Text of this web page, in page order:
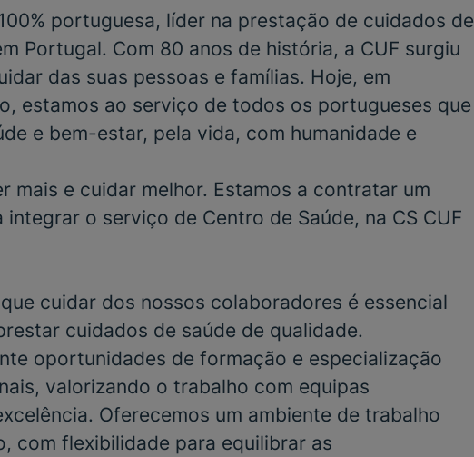
portuguesa, líder na prestação de cuidados de
Portugal. Com 80 anos de história, a CUF surgiu
das suas pessoas e famílias. Hoje, em
estamos ao serviço de todos os portugueses que
e bem-estar, pela vida, com humanidade e
mais e cuidar melhor. Estamos a contratar um
integrar o serviço de Centro de Saúde, na CS CUF
cuidar dos nossos colaboradores é essencial
cuidados de saúde de qualidade.
oportunidades de formação e especialização
valorizando o trabalho com equipas
Oferecemos um ambiente de trabalho
com flexibilidade para equilibrar as